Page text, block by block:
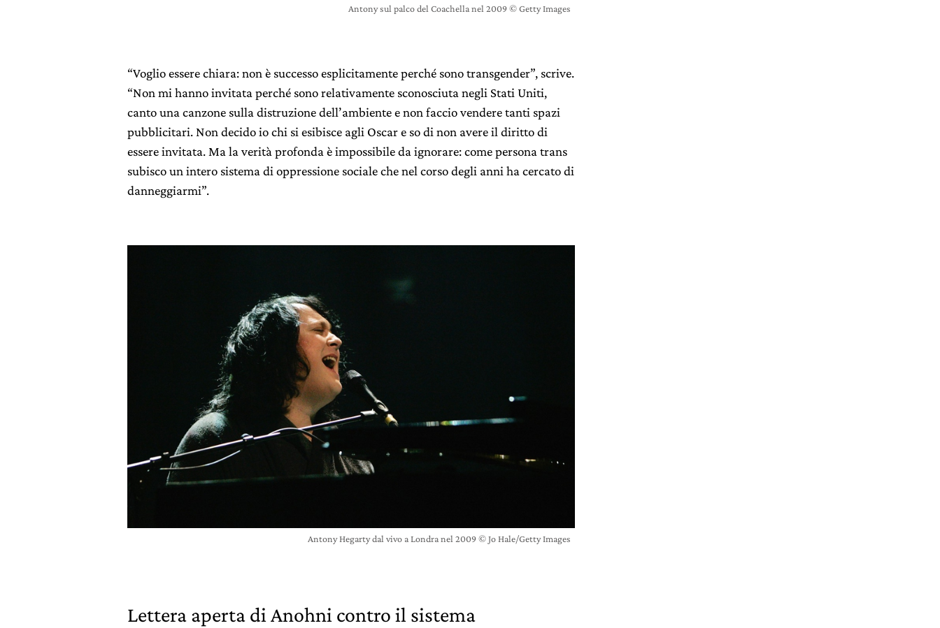
Antony sul palco del Coachella nel 2009 © Getty Images
“Voglio essere chiara: non è successo esplicitamente perché sono transgender”, scrive.
“Non mi hanno invitata perché sono relativamente sconosciuta negli Stati Uniti,
canto una canzone sulla distruzione dell’ambiente e non faccio vendere tanti spazi
pubblicitari. Non decido io chi si esibisce agli Oscar e so di non avere il diritto di
essere invitata. Ma la verità profonda è impossibile da ignorare: come persona trans
subisco un intero sistema di oppressione sociale che nel corso degli anni ha cercato di
danneggiarmi”.
Antony Hegarty dal vivo a Londra nel 2009 © Jo Hale/Getty Images
Lettera aperta di Anohni contro il sistema